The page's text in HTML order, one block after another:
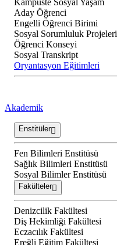
Kampüste Sosyal Yaşam
Aday Öğrenci
Engelli Öğrenci Birimi
Sosyal Sorumluluk Projeleri
Öğrenci Konseyi
Sosyal Transkript
Oryantasyon Eğitimleri
Akademik
Enstitüler
Fen Bilimleri Enstitüsü
Sağlık Bilimleri Enstitüsü
Sosyal Bilimler Enstitüsü
Fakülteler
Denizcilik Fakültesi
Diş Hekimliği Fakültesi
Eczacılık Fakültesi
Ereğli Eğitim Fakültesi